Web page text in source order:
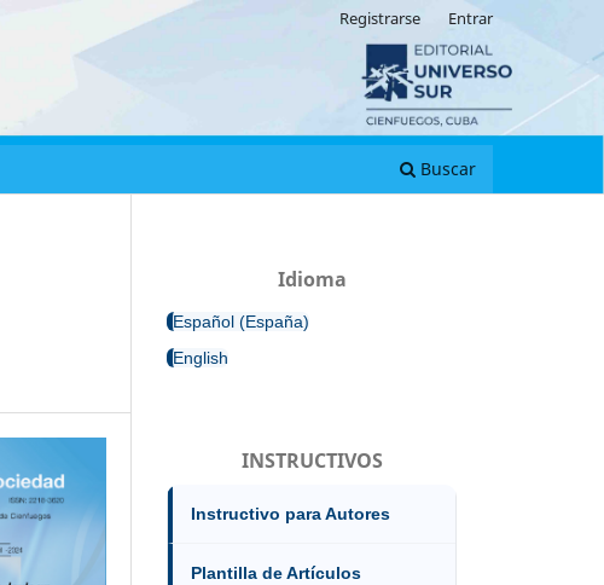
Buscar
Registrarse Entrar
Idioma
Español (España)
English
INSTRUCTIVOS
Instructivo para Autores
Plantilla de Artículos